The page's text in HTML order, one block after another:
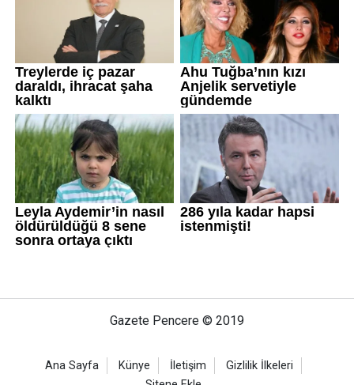
Gazete Pencere © 2019
Ana Sayfa Künye İletişim
Gizlilik İlkeleri